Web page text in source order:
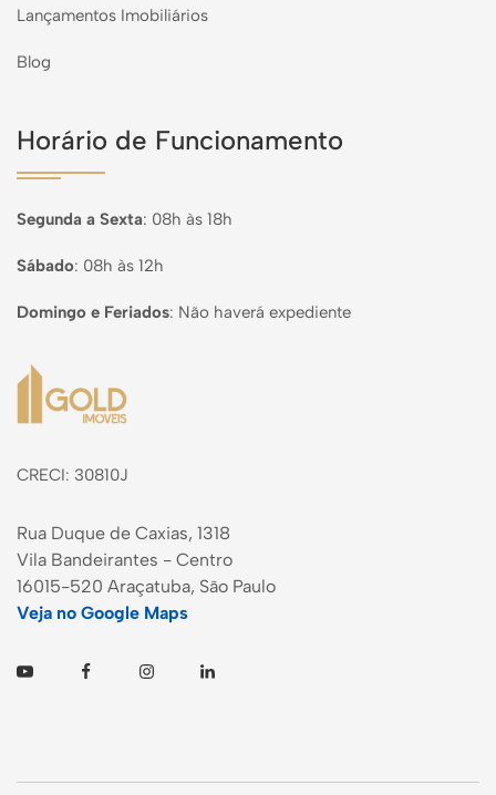
Lançamentos Imobiliários
Blog
Horário de Funcionamento
Segunda a Sexta: 08h às 18h
Sábado: 08h às 12h
Domingo e Feriados: Não haverá expediente
Página inicial
CRECI: 30810J
Rua Duque de Caxias, 1318
Vila Bandeirantes - Centro
16015-520 Araçatuba, São Paulo
Veja no Google Maps
Youtube FacebookInstagramLinkedin